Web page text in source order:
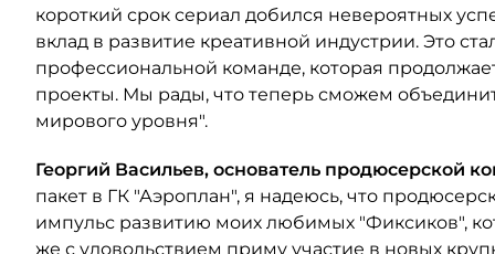
короткий срок сериал добился невероятных
вклад в развитие креативной индустрии. Это
профессиональной команде, которая
проекты. Мы рады, что теперь сможем
мирового уровня".
Георгий Васильев, основатель продюсерской
пакет в ГК "Аэроплан", я надеюсь, что
импульс развитию моих любимых "Фиксиков",
же с удовольствием приму участие в новых